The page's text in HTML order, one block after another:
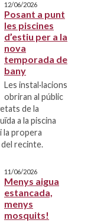
12/06/2026
Posant a punt
les piscines
d’estiu per a la
nova
temporada de
bany
Les instal·lacions
obriran al públic
de la
a la piscina
la propera
del recinte.
11/06/2026
Menys aigua
estancada,
menys
mosquits!